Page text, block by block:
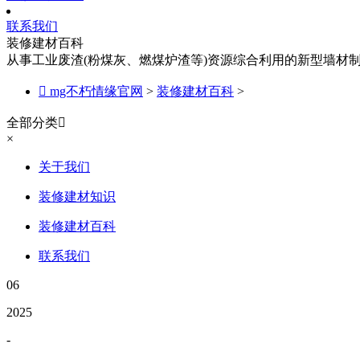
联系我们
装修建材百科
从事工业废渣(粉煤灰、燃煤炉渣等)资源综合利用的新型墙材
 mg不朽情缘官网 > 装修建材百科 >
全部分类
×
关于我们
装修建材知识
装修建材百科
联系我们
06
2025
-